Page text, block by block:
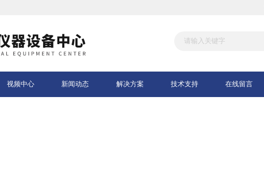
视频中心 新闻动态 解决方案 技术支持 在线留言